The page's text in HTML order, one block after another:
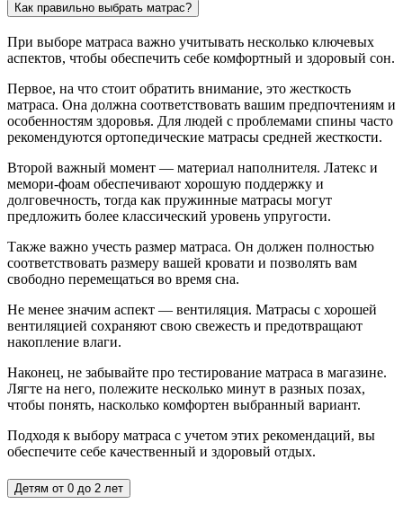
Как правильно выбрать матрас?
При выборе матраса важно учитывать несколько ключевых
аспектов, чтобы обеспечить себе комфортный и здоровый сон.
Первое, на что стоит обратить внимание, это жесткость
матраса. Она должна соответствовать вашим предпочтениям и
особенностям здоровья. Для людей с проблемами спины часто
рекомендуются ортопедические матрасы средней жесткости.
Второй важный момент — материал наполнителя. Латекс и
мемори-фоам обеспечивают хорошую поддержку и
долговечность, тогда как пружинные матрасы могут
предложить более классический уровень упругости.
Также важно учесть размер матраса. Он должен полностью
соответствовать размеру вашей кровати и позволять вам
свободно перемещаться во время сна.
Не менее значим аспект — вентиляция. Матрасы с хорошей
вентиляцией сохраняют свою свежесть и предотвращают
накопление влаги.
Наконец, не забывайте про тестирование матраса в магазине.
Лягте на него, полежите несколько минут в разных позах,
чтобы понять, насколько комфортен выбранный вариант.
Подходя к выбору матраса с учетом этих рекомендаций, вы
обеспечите себе качественный и здоровый отдых.
Детям от 0 до 2 лет